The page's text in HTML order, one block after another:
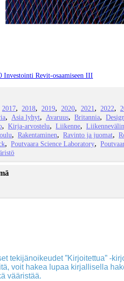
Investointi Revit-osaamiseen III
2017 2018 2019 2020 2021 2022
Asia lyhyt Avaruus Britannia Design
Kirja-arvostelu Liikenne
Rakentaminen Ravinto ja juomat
Poutvaara Science Laboratory
tekijänoikeudet ”Kirjoitettua” -
voit hakea lupaa kirjallisella
vääristää.